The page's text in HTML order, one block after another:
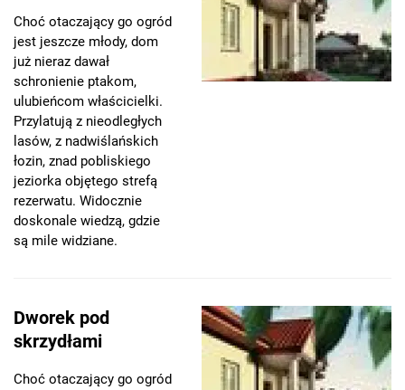
Choć otaczający go ogród
jest jeszcze młody, dom
już nieraz dawał
schronienie ptakom,
ulubieńcom właścicielki.
Przylatują z nieodległych
lasów, z nadwiślańskich
łozin, znad pobliskiego
jeziorka objętego strefą
rezerwatu. Widocznie
doskonale wiedzą, gdzie
są mile widziane.
Dworek pod
skrzydłami
Choć otaczający go ogród